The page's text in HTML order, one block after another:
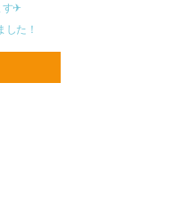
す✈︎
した！